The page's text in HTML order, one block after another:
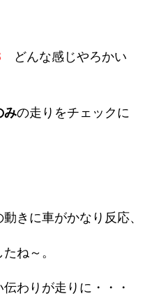
どんな感じやろかい
みの走りをチェックに
きに車がかなり反応、
ね～。
わりが走りに・・・